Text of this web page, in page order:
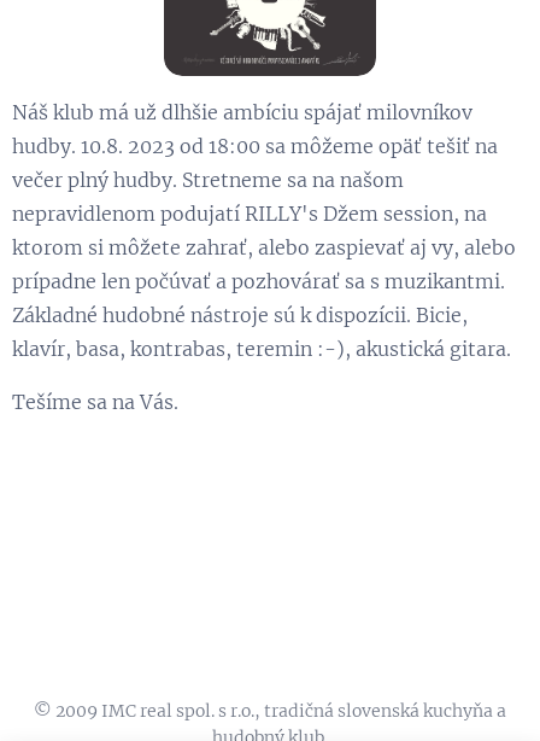
Náš klub má už dlhšie ambíciu spájať milovníkov
hudby. 10.8. 2023 od 18:00 sa môžeme opäť tešiť na
večer plný hudby. Stretneme sa na našom
nepravidlenom podujatí RILLY's Džem session, na
ktorom si môžete zahrať, alebo zaspievať aj vy, alebo
prípadne len počúvať a pozhovárať sa s muzikantmi.
Základné hudobné nástroje sú k dispozícii. Bicie,
klavír, basa, kontrabas, teremin :-), akustická gitara.
Tešíme sa na Vás.
© 2009 IMC real spol. s r.o., tradičná slovenská kuchyňa a